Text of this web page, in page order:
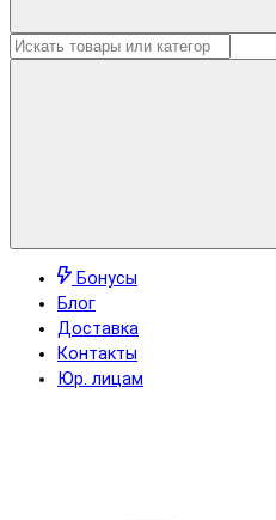
Бонусы
Блог
Доставка
Контакты
Юр. лицам